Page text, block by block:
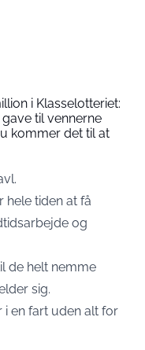
i Klasselotteriet:
til vennerne
kommer det til at
hele tiden at få
og
de helt nemme
sig.
en fart uden alt for